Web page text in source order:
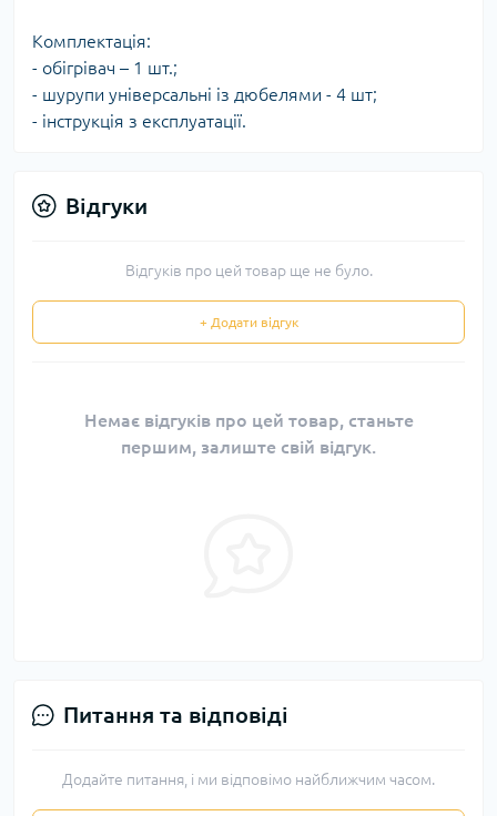
Комплектація:
- обігрівач – 1 шт.;
- шурупи універсальні із дюбелями - 4 шт;
- інструкція з експлуатації.
Відгуки
Відгуків про цей товар ще не було.
+ Додати відгук
Немає відгуків про цей товар, станьте
першим, залиште свій відгук.
Питання та відповіді
Додайте питання, і ми відповімо найближчим часом.